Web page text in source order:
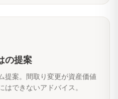
の提案
提案。間取り変更が資産価値
できないアドバイス。